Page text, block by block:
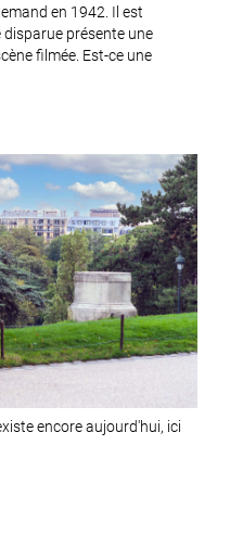
en 1942. Il est
présente une
filmée. Est-ce une
encore aujourd'hui, ici